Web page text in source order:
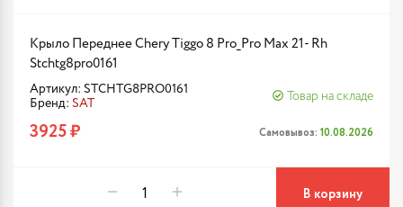
Крыло Переднее Chery Tiggo 8 Pro_Pro Max 21- Rh
Stchtg8pro0161
Артикул: STCHTG8PRO0161
Бренд: SAT
Товар на складе
3925 ₽ Самовывоз: 10.08.2026
В корзину